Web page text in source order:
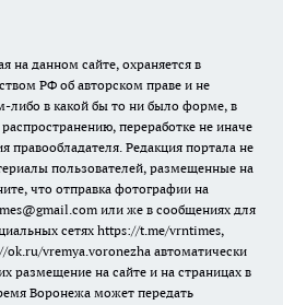
на данном сайте, охраняется в
РФ об авторском праве и не
либо в какой бы то ни было форме, в
переработке не иначе
правообладателя. Редакция портала не
пользователей, размещенные на
что отправка фотографии на
или же в сообщениях для
сетях https://t.me/vrntimes,
ok.ru/vremya.voronezha автоматически
размещение на сайте и на страницах в
Воронежа может передать